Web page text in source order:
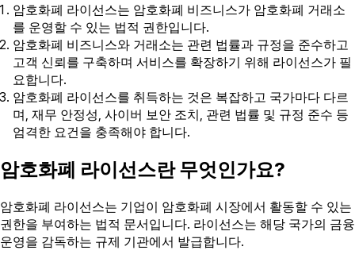
암호화폐 라이선스는 암호화폐 비즈니스가 암호화폐 거래소
를 운영할 수 있는 법적 권한입니다.
암호화폐 비즈니스와 거래소는 관련 법률과 규정을 준수하고
고객 신뢰를 구축하며 서비스를 확장하기 위해 라이선스가 필
요합니다.
암호화폐 라이선스를 취득하는 것은 복잡하고 국가마다 다르
며, 재무 안정성, 사이버 보안 조치, 관련 법률 및 규정 준수 등
엄격한 요건을 충족해야 합니다.
암호화폐 라이선스란 무엇인가요?
암호화폐 라이선스는 기업이 암호화폐 시장에서 활동할 수 있는
권한을 부여하는 법적 문서입니다. 라이선스는 해당 국가의 금융
운영을 감독하는 규제 기관에서 발급합니다.